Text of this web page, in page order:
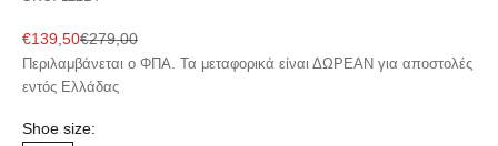
Sale price
€139,50Regular price
€279,00
Περιλαμβάνεται ο ΦΠΑ. Τα μεταφορικά είναι ΔΩΡΕΑΝ για αποστολές
εντός Ελλάδας
Shoe size: